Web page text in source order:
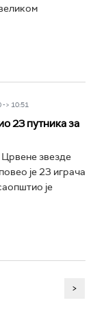
> 10:51
23 путника за
звезде
је 23 играча
је
>